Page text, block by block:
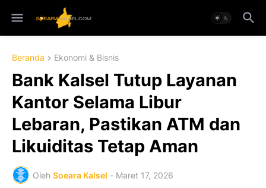
Beranda Ekonomi & Bisnis
Bank Kalsel Tutup Layanan
Kantor Selama Libur
Lebaran, Pastikan ATM dan
Likuiditas Tetap Aman
Oleh Soeara Kalsel - Maret 17, 2026